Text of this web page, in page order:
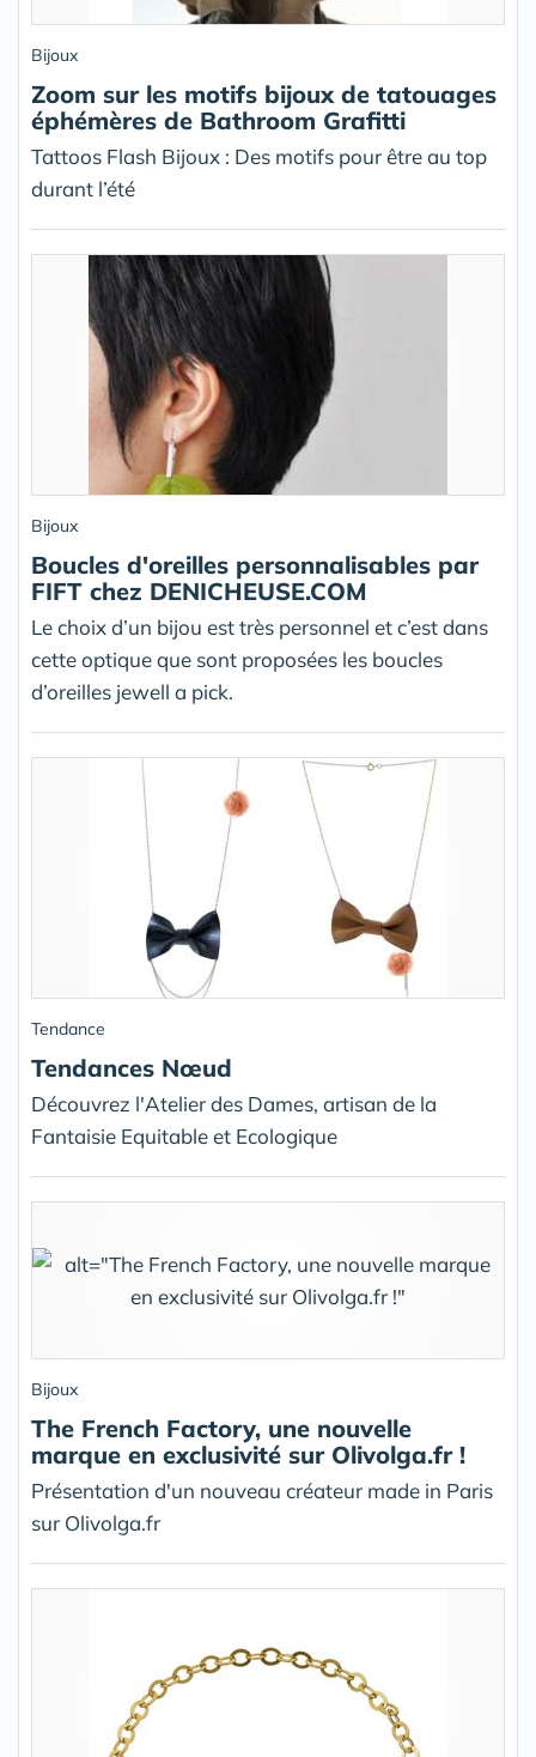
Bijoux
Zoom sur les motifs bijoux de tatouages
éphémères de Bathroom Grafitti
Tattoos Flash Bijoux : Des motifs pour être au top
durant l’été
Bijoux
Boucles d'oreilles personnalisables par
FIFT chez DENICHEUSE.COM
Le choix d’un bijou est très personnel et c’est dans
cette optique que sont proposées les boucles
d’oreilles jewell a pick.
Tendance
Tendances Nœud
Découvrez l'Atelier des Dames, artisan de la
Fantaisie Equitable et Ecologique
Bijoux
The French Factory, une nouvelle
marque en exclusivité sur Olivolga.fr !
Présentation d'un nouveau créateur made in Paris
sur Olivolga.fr